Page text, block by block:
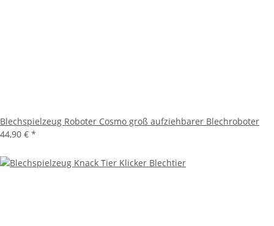
Blechspielzeug Roboter Cosmo groß aufziehbarer Blechroboter
44,90 € *